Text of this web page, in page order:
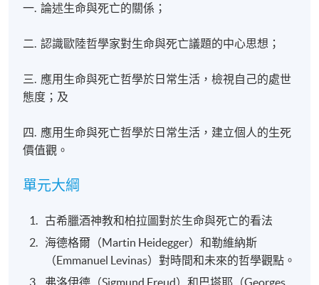
一. 論述生命與死亡的關係；
二. 認識歐陸哲學家對生命與死亡議題的中心思想；
三. 應用生命與死亡哲學於日常生活，檢視自己的處世
態度；及
四. 應用生命與死亡哲學於日常生活，建立個人的生死
價值觀。
單元大綱
古希臘酒神教和柏拉圖對於生命與死亡的看法
海德格爾（Martin Heidegger）和勒維納斯
（Emmanuel Levinas）對時間和未來的哲學觀點。
弗洛伊德（Sigmund Freud）和巴塔耶（Georges